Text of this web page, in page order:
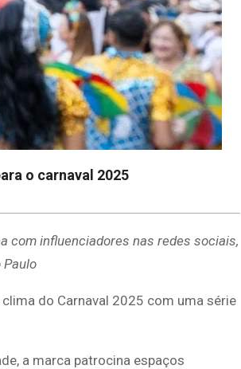
o carnaval 2025
com influenciadores nas redes sociais,
Paulo
do Carnaval 2025 com uma série
a marca patrocina espaços